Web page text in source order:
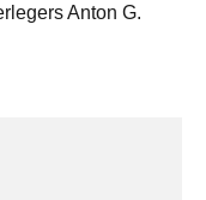
Anton G.